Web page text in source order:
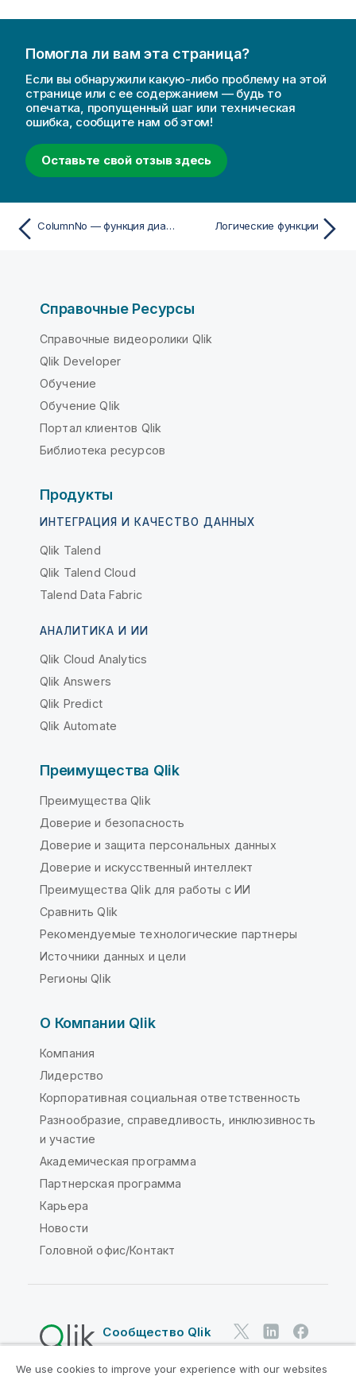
Помогла ли вам эта страница?
Если вы обнаружили какую-либо проблему на этой
странице или с ее содержанием — будь то
опечатка, пропущенный шаг или техническая
ошибка, сообщите нам об этом!
Оставьте свой отзыв здесь
ColumnNo — функция диаграммы Логические функции
Справочные Ресурсы
Справочные видеоролики Qlik
Qlik Developer
Обучение
Обучение Qlik
Портал клиентов Qlik
Библиотека ресурсов
Продукты
ИНТЕГРАЦИЯ И КАЧЕСТВО ДАННЫХ
Qlik Talend
Qlik Talend Cloud
Talend Data Fabric
АНАЛИТИКА И ИИ
Qlik Cloud Analytics
Qlik Answers
Qlik Predict
Qlik Automate
Преимущества Qlik
Преимущества Qlik
Доверие и безопасность
Доверие и защита персональных данных
Доверие и искусственный интеллект
Преимущества Qlik для работы с ИИ
Сравнить Qlik
Рекомендуемые технологические партнеры
Источники данных и цели
Регионы Qlik
О Компании Qlik
Компания
Лидерство
Корпоративная социальная ответственность
Разнообразие, справедливость, инклюзивность
и участие
Академическая программа
Партнерская программа
Карьера
Новости
Головной офис/Контакт
Сообщество Qlik
Юридические соглашения
We use cookies to improve your experience with our websites